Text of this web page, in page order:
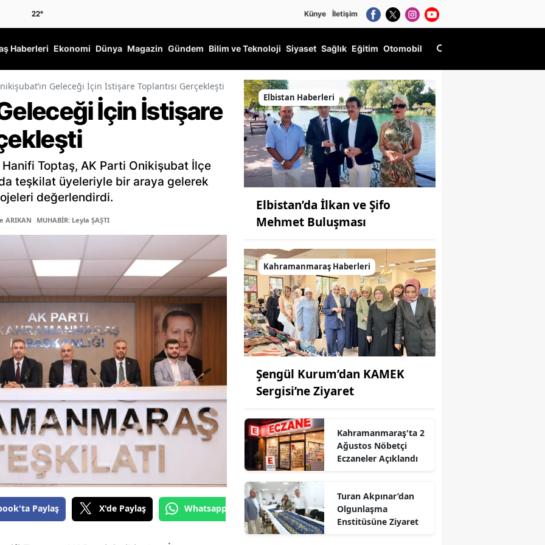
22° Künye İletişim
Haberleri Ekonomi Dünya Magazin Gündem Bilim ve Teknoloji Siyaset Sağlık Eğitim Otomobil
Geleceği İçin İstişare Toplantısı Gerçekleşti
İçin İstişare
Toptaş, AK Parti Onikişubat İlçe
teşkilat üyeleriyle bir araya gelerek
değerlendirdi.
ARIKAN MUHABİR: Leyla ŞAŞTI
Paylaş X'de Paylaş Whatsapp'tan Gönder
Elbistan Haberleri
Elbistan’da İlkan ve Şifo
Mehmet Buluşması
Kahramanmaraş Haberleri
Şengül Kurum’dan KAMEK
Sergisi’ne Ziyaret
Kahramanmaraş'ta 2
Ağustos Nöbetçi
Eczaneler Açıklandı
Turan Akpınar’dan
Olgunlaşma
Enstitüsüne Ziyaret